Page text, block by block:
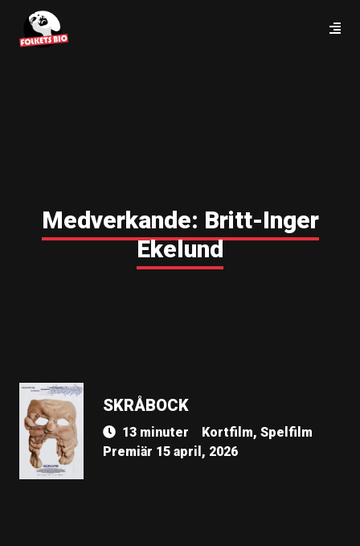
Medverkande: Britt-Inger
Ekelund
SKRÅBOCK
13 minuter
Kortfilm, Spelfilm
Premiär 15 april, 2026